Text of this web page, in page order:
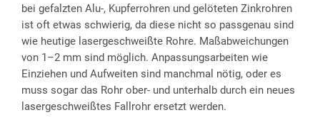
bei gefalzten Alu-, Kupferrohren und gelöteten Zinkrohren
ist oft etwas schwierig, da diese nicht so passgenau sind
wie heutige lasergeschweißte Rohre. Maßabweichungen
von 1–2 mm sind möglich. Anpassungsarbeiten wie
Einziehen und Aufweiten sind manchmal nötig, oder es
muss sogar das Rohr ober- und unterhalb durch ein neues
lasergeschweißtes Fallrohr ersetzt werden.